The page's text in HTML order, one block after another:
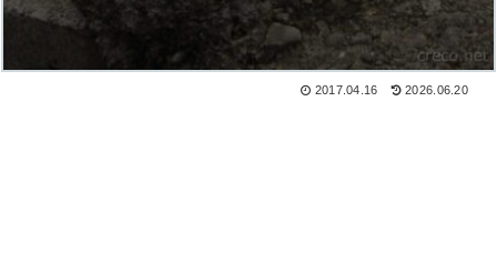
2017.04.16 2026.06.20